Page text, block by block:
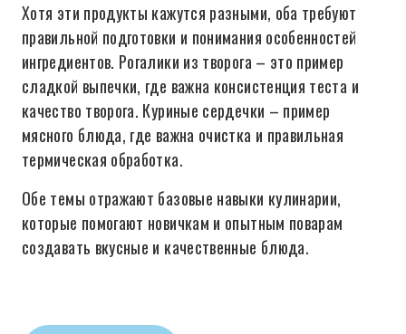
Хотя эти продукты кажутся разными, оба требуют
правильной подготовки и понимания особенностей
ингредиентов. Рогалики из творога – это пример
сладкой выпечки, где важна консистенция теста и
качество творога. Куриные сердечки – пример
мясного блюда, где важна очистка и правильная
термическая обработка.
Обе темы отражают базовые навыки кулинарии,
которые помогают новичкам и опытным поварам
создавать вкусные и качественные блюда.